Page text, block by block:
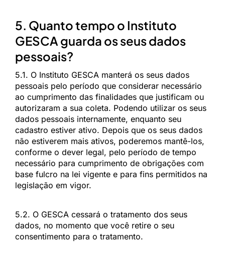
5. Quanto tempo o Instituto
GESCA guarda os seus dados
pessoais?
5.1. O Instituto GESCA manterá os seus dados
pessoais pelo período que considerar necessário
ao cumprimento das finalidades que justificam ou
autorizaram a sua coleta. Podendo utilizar os seus
dados pessoais internamente, enquanto seu
cadastro estiver ativo. Depois que os seus dados
não estiverem mais ativos, poderemos mantê-los,
conforme o dever legal, pelo período de tempo
necessário para cumprimento de obrigações com
base fulcro na lei vigente e para fins permitidos na
legislação em vigor.
5.2. O GESCA cessará o tratamento dos seus
dados, no momento que você retire o seu
consentimento para o tratamento.